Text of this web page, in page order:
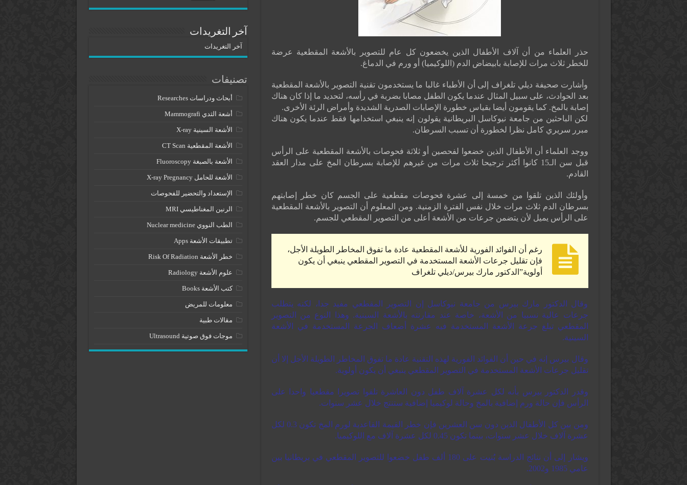
حذر العلماء من أن آلاف الأطفال الذين يخضعون كل عام للتصوير بالأشعة المقطعية عرضة
للخطر ثلاث مرات للإصابة بابيضاض الدم (اللوكيميا) أو ورم في الدماغ.
وأشارت صحيفة ديلي تلغراف إلى أن الأطباء غالبا ما يستخدمون تقنية التصوير بالأشعة المقطعية
بعد الحوادث، على سبيل المثال عندما يكون الطفل مصابا بضربة في رأسه، لتحديد ما إذا كان هناك
إصابة بالمخ. كما يقومون أيضا بقياس خطورة الإصابات الصدرية الشديدة وأمراض الرئة الأخرى.
لكن الباحثين من جامعة نيوكاسل البريطانية يقولون إنه ينبغي استخدامها فقط عندما يكون هناك
مبرر سريري كامل نظرا لخطورة أن تسبب السرطان.
ووجد العلماء أن الأطفال الذين خضعوا لفحصين أو ثلاثة فحوصات بالأشعة المقطعية على الرأس
قبل سن الـ15 كانوا أكثر ترجيحا ثلاث مرات من غيرهم للإصابة بسرطان المخ على مدار العقد
القادم.
وأولئك الذين تلقوا من خمسة إلى عشرة فحوصات مقطعية على الجسم كان خطر إصابتهم
بسرطان الدم ثلاث مرات خلال نفس الفترة الزمنية. ومن المعلوم أن التصوير بالأشعة المقطعية
على الرأس يميل لأن يتضمن جرعات من الأشعة أعلى من التصوير المقطعي للجسم.
رغم أن الفوائد الفورية للأشعة المقطعية عادة ما تفوق المخاطر الطويلة الأجل،
فإن تقليل جرعات الأشعة المستخدمة في التصوير المقطعي ينبغي أن يكون
أولوية”الدكتور مارك بيرس/ديلي تلغراف
وقال الدكتور مارك بيرس من جامعة نيوكاسل إن التصوير المقطعي مفيد جدا، لكنه يتطلب
جرعات عالية نسبيا من الأشعة، خاصة عند مقارنته بالأشعة السينية. وهذا النوع من التصوير
المقطعي تبلغ جرعة الأشعة المستخدمة فيه عشرة أضعاف الجرعة المستخدمة في الأشعة
السينية.
وقال بيرس إنه في حين أن الفوائد الفورية لهذه التقنية عادة ما تفوق المخاطر الطويلة الأجل إلا أن
تقليل جرعات الأشعة المستخدمة في التصوير المقطعي ينبغي أن يكون أولوية.
وقدر الدكتور بيرس بأنه لكل عشرة آلاف طفل دون العاشرة تلقوا تصويرا مقطعيا واحدا على
الرأس فإن حالة ورم إضافية بالمخ وحالة لوكيميا إضافية ستنتج خلال عشر سنوات.
ومن بين كل الأطفال الذين دون سن العشرين فإن خطر القيمة القاعدية لورم المخ تكون 0.3 لكل
عشرة آلاف خلال عشر سنوات، بينما تكون 0.45 لكل عشرة آلاف مع اللوكيميا.
ويشار إلى أن نتائج الدراسة بُنيت على 180 ألف طفل خضعوا للتصوير المقطعي في بريطانيا بين
عامي 1985 و2002.
آخر التغريدات
آخر التغريدات
تصنيفات
أبحاث ودراسات Researches
أشعة الثدي Mammografi
الأشعة السينية X-ray
الأشعة المقطعية CT Scan
الأشعة بالصبغة Fluoroscopy
الأشعة للحامل X-ray Pregnancy
الإستعداد والتحضير للفحوصات
الرنين المغناطيسي MRI
الطب النووي Nuclear medicine
تطبيقات الأشعة Apps
خطر الأشعة Risk Of Radiation
علوم الأشعة Radiology
كتب الأشعة Books
معلومات للمريض
مقالات طبية
موجات فوق صوتية Ultrasound